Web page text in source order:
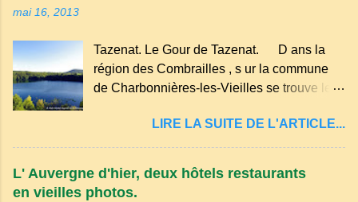
dans les nuages et brille au moindre rayon
de soleil, attirant le regard. Bien entouré de
verdure, d'un étang, d'une bambouseraie
des souvenirs tout cela dans un grand parc
arboré.
mai 16, 2013
Tazenat. Le Gour de Tazenat. D ans la
région des Combrailles , s ur la commune
de Charbonnières-les-Vieilles se trouve le
d'explosion) rempli d’eau, appelé : le Lac de
Tazenat ou Tazanat, il est le premier et le
plus au nord de la Chaîne des Puys qui en
compte près de soixante. En Auvergne
LIRE LA SUITE DE L'ARTICLE...
L' Auvergne d'hier, deux hôtels restaurants
en vieilles photos.